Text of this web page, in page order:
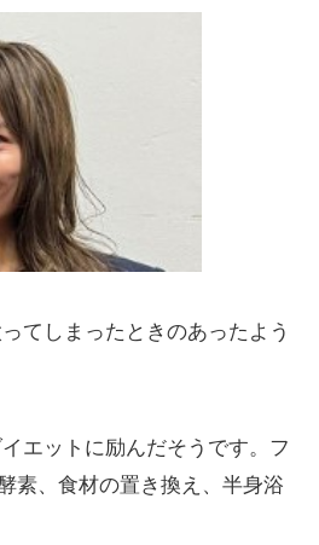
てしまったときのあったよう
エットに励んだそうです。フ
素、食材の置き換え、半身浴